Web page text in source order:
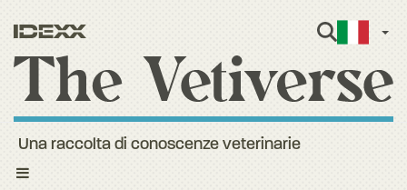
Toggle
Una raccolta di conoscenze veterinarie